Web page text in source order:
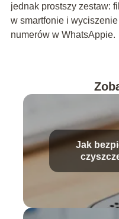
jednak prostszy zestaw:
w smartfonie i
numerów w WhatsAppie.
Jak